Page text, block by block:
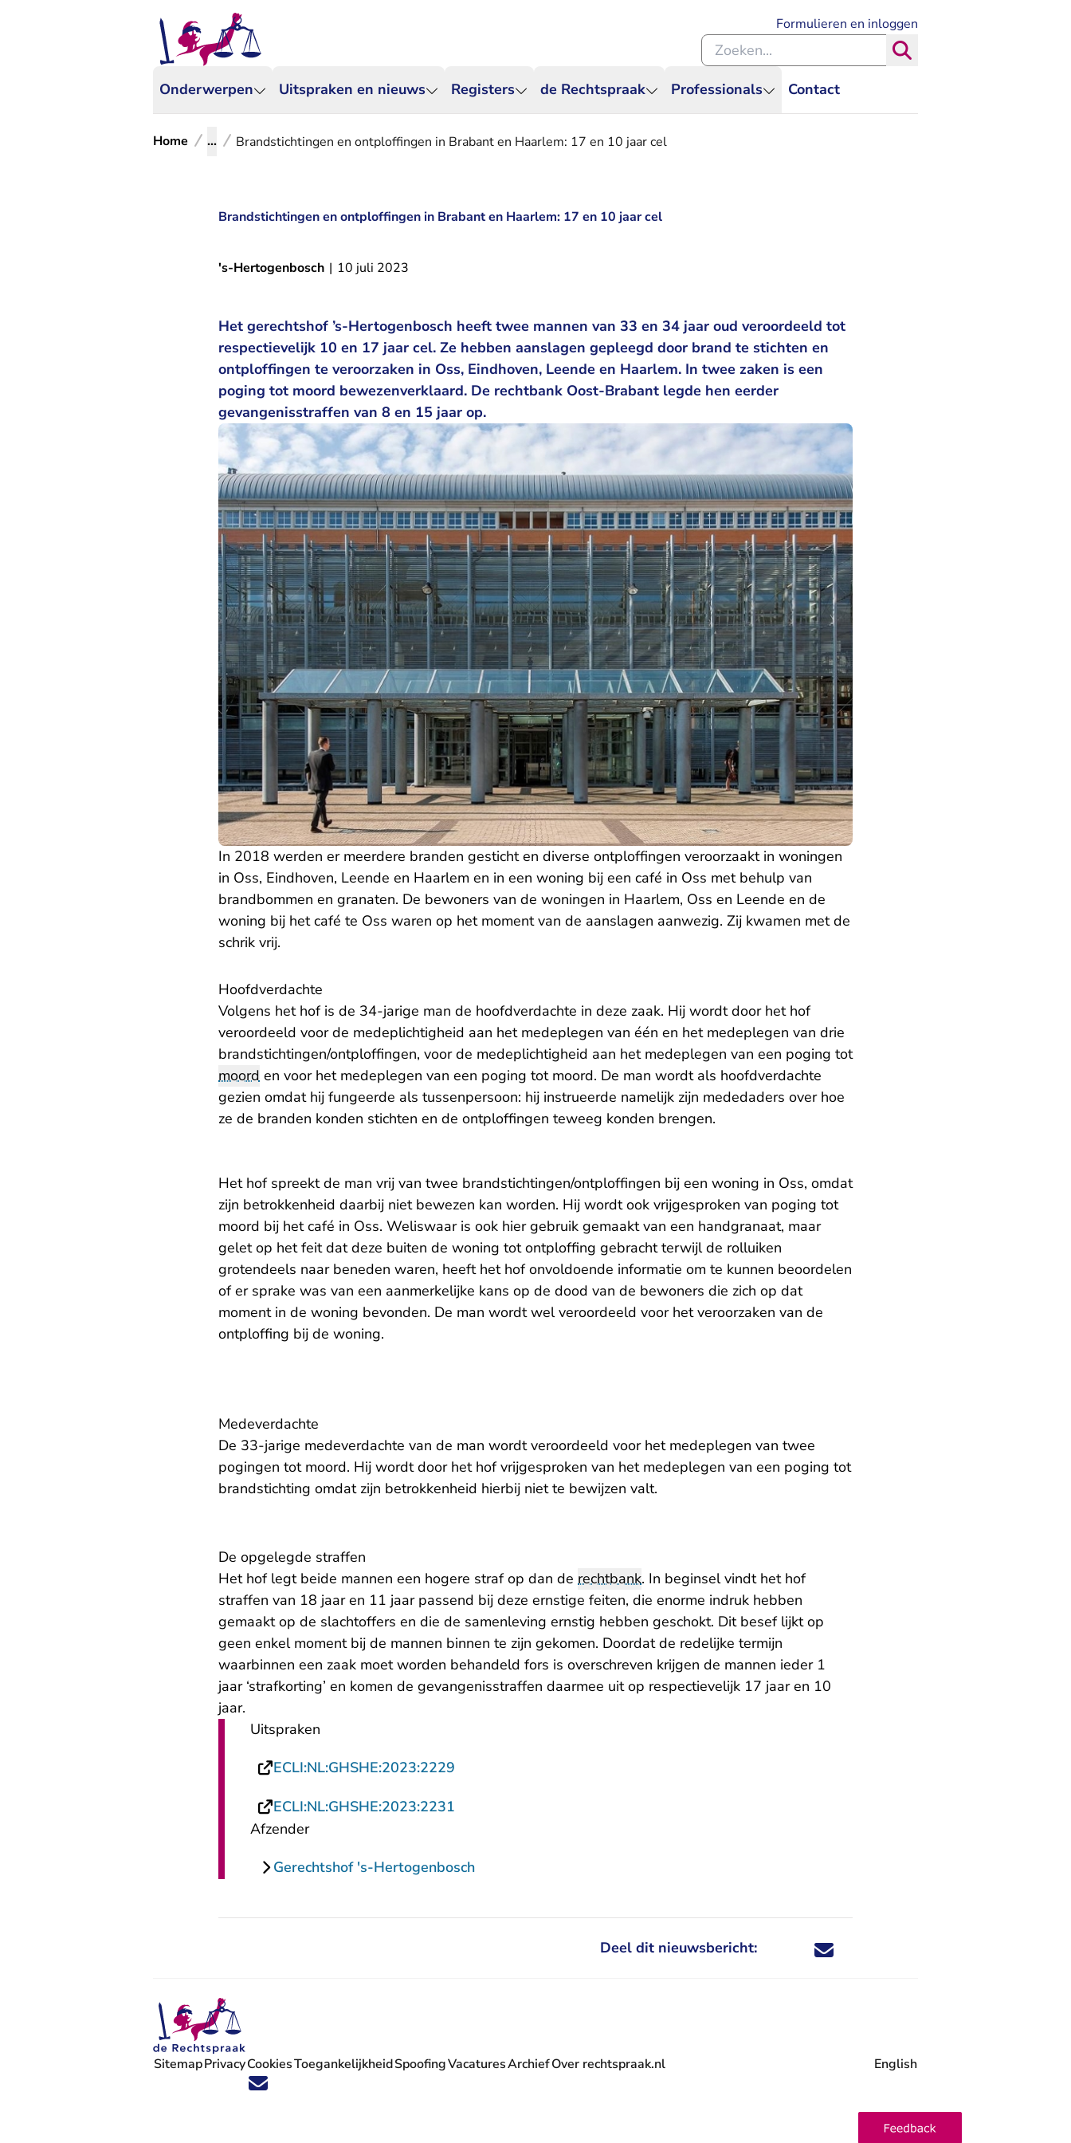
Onderwerpen Uitspraken en nieuws Registers de Rechtspraak Professionals Contact
Formulieren en inloggen
Zoeken binnen de Rechtspraak
Home ... Brandstichtingen en ontploffingen in Brabant en Haarlem: 17 en 10 jaar cel
Brandstichtingen en ontploffingen in Brabant en Haarlem: 17 en 10 jaar cel
's-Hertogenbosch | 10 juli 2023
Het gerechtshof ’s-Hertogenbosch heeft twee mannen van 33 en 34 jaar oud veroordeeld tot
respectievelijk 10 en 17 jaar cel. Ze hebben aanslagen gepleegd door brand te stichten en
ontploffingen te veroorzaken in Oss, Eindhoven, Leende en Haarlem. In twee zaken is een
poging tot moord bewezenverklaard. De rechtbank Oost-Brabant legde hen eerder
gevangenisstraffen van 8 en 15 jaar op.
In 2018 werden er meerdere branden gesticht en diverse ontploffingen veroorzaakt in woningen
in Oss, Eindhoven, Leende en Haarlem en in een woning bij een café in Oss met behulp van
brandbommen en granaten. De bewoners van de woningen in Haarlem, Oss en Leende en de
woning bij het café te Oss waren op het moment van de aanslagen aanwezig. Zij kwamen met de
schrik vrij.
Hoofdverdachte
Volgens het hof is de 34-jarige man de hoofdverdachte in deze zaak. Hij wordt door het hof
veroordeeld voor de medeplichtigheid aan het medeplegen van één en het medeplegen van drie
brandstichtingen/ontploffingen, voor de medeplichtigheid aan het medeplegen van een poging tot
moord en voor het medeplegen van een poging tot moord. De man wordt als hoofdverdachte
gezien omdat hij fungeerde als tussenpersoon: hij instrueerde namelijk zijn mededaders over hoe
ze de branden konden stichten en de ontploffingen teweeg konden brengen.
Het hof spreekt de man vrij van twee brandstichtingen/ontploffingen bij een woning in Oss, omdat
zijn betrokkenheid daarbij niet bewezen kan worden. Hij wordt ook vrijgesproken van poging tot
moord bij het café in Oss. Weliswaar is ook hier gebruik gemaakt van een handgranaat, maar
gelet op het feit dat deze buiten de woning tot ontploffing gebracht terwijl de rolluiken
grotendeels naar beneden waren, heeft het hof onvoldoende informatie om te kunnen beoordelen
of er sprake was van een aanmerkelijke kans op de dood van de bewoners die zich op dat
moment in de woning bevonden. De man wordt wel veroordeeld voor het veroorzaken van de
ontploffing bij de woning.
Medeverdachte
De 33-jarige medeverdachte van de man wordt veroordeeld voor het medeplegen van twee
pogingen tot moord. Hij wordt door het hof vrijgesproken van het medeplegen van een poging tot
brandstichting omdat zijn betrokkenheid hierbij niet te bewijzen valt.
De opgelegde straffen
Het hof legt beide mannen een hogere straf op dan de rechtbank. In beginsel vindt het hof
straffen van 18 jaar en 11 jaar passend bij deze ernstige feiten, die enorme indruk hebben
gemaakt op de slachtoffers en die de samenleving ernstig hebben geschokt. Dit besef lijkt op
geen enkel moment bij de mannen binnen te zijn gekomen. Doordat de redelijke termijn
waarbinnen een zaak moet worden behandeld fors is overschreven krijgen de mannen ieder 1
jaar ‘strafkorting’ en komen de gevangenisstraffen daarmee uit op respectievelijk 17 jaar en 10
jaar.
Uitspraken
ECLI:NL:GHSHE:2023:2229
ECLI:NL:GHSHE:2023:2231
Afzender
Gerechtshof 's-Hertogenbosch
Deel dit nieuwsbericht: Deel dit nieuwsbericht via X - U verlaat
Deel dit nieuwsbericht via Facebook - U
Deel dit nieuwsbericht via e-mail
Deel dit nieuwsbericht via LinkedIn - U
Volg ons op X (Twitter) - U verlaat Rechtspraak.nl
Volg ons op Facebook - U verlaat Rechtspraak.nl
Volg ons op Instagram - U verlaat Rechtspraak.nl
Volg ons op Youtube - U verlaat Rechtspraak.nl
Volg ons op LinkedIn - U verlaat Rechtspraak.nl
'Blijf op de hoogte' nieuwsbrief - U verlaat Rechtspraak.nl
SitemapPrivacyCookiesToegankelijkheidSpoofingVacatures
- U verlaat Rechtspraak.nl
ArchiefOver rechtspraak.nl English